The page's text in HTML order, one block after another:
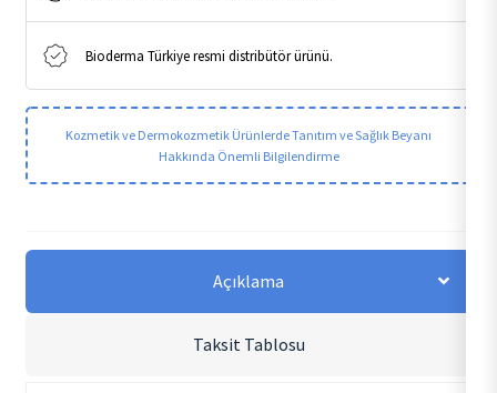
Bioderma Türkiye resmi distribütör ürünü.
Kozmetik ve Dermokozmetik Ürünlerde Tanıtım ve Sağlık Beyanı
Hakkında Önemli Bilgilendirme
Açıklama
Taksit Tablosu